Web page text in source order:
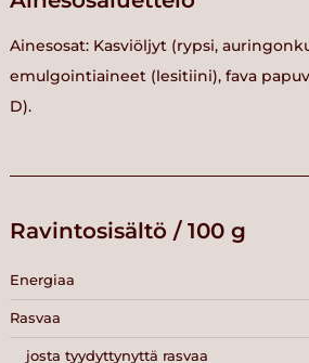
Ainesosat: Kasviöljyt (rypsi,
emulgointiaineet (lesitiini), fava
D).
Ravintosisältö / 100 g
Energiaa
Rasvaa
josta tyydyttynyttä rasvaa